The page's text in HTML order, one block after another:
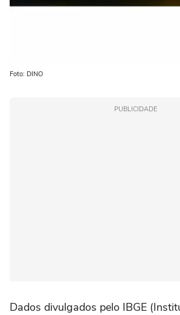
Foto: DINO
PUBLICIDADE
Dados divulgados pelo IBGE